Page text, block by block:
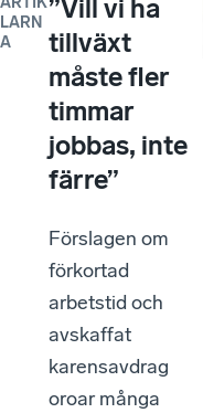
LARN
A
”Vill vi ha
tillväxt
måste fler
timmar
jobbas, inte
färre”
Förslagen om
förkortad
arbetstid och
avskaffat
karensavdrag
oroar många